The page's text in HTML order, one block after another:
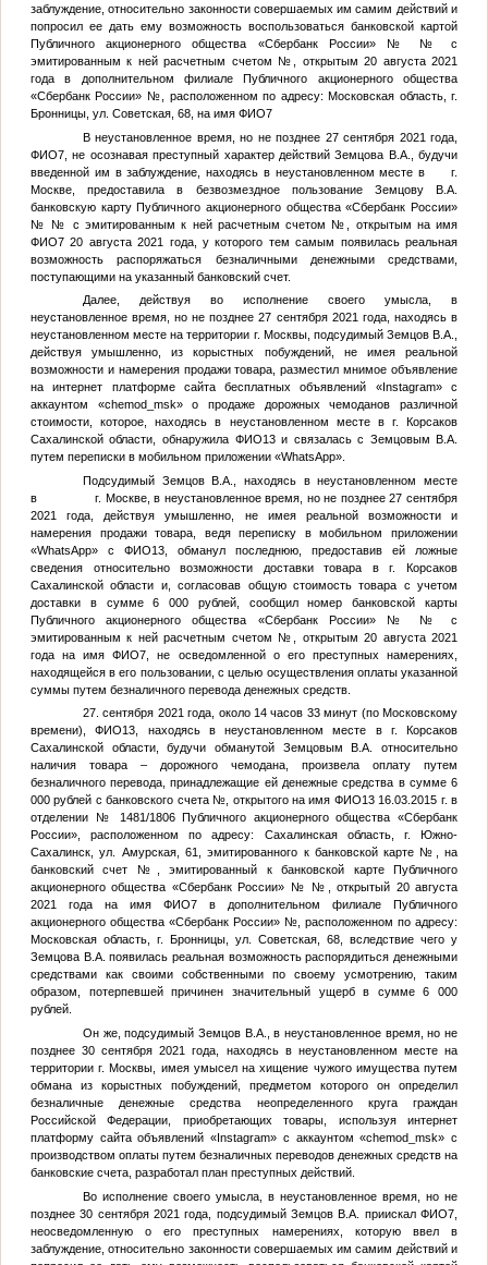
заблуждение, относительно законности совершаемых им самим действий и
попросил ее дать ему возможность воспользоваться банковской картой
Публичного акционерного общества «Сбербанк России» №
№
с
эмитированным к ней расчетным счетом №
, открытым 20 августа 2021
года в дополнительном филиале Публичного акционерного общества
«Сбербанк России» №
, расположенном по адресу: Московская область, г.
Бронницы, ул. Советская, 68, на имя ФИО7
В неустановленное время, но не позднее 27 сентября 2021 года,
ФИО7, не осознавая преступный характер действийЗемцова В.А.
, будучи
введенной им в заблуждение, находясь в неустановленном месте в г.
Москве, предоставила в безвозмездное пользование Земцову В.А.
банковскую карту Публичного акционерного общества «Сбербанк России»
№ № с эмитированным к ней расчетным счетом №
, открытым на имя
ФИО720 августа 2021 года, у которого тем самым появилась реальная
возможность распоряжаться безналичными денежными средствами,
поступающими на указанный банковский счет.
Далее, действуя во исполнение своего умысла, в
неустановленное время, но не позднее 27 сентября 2021 года, находясь в
неустановленном месте на территории г. Москвы, подсудимый Земцов В.А.
действуя умышленно, из корыстных побуждений, не имея реальной
возможности и намерения продажи товара, разместил мнимое объявление
на интернет платформе сайта бесплатных объявлений «Instagram» с
аккаунтом «chemod_msk» о продаже дорожных чемоданов различной
стоимости, которое, находясь в неустановленном месте в г. Корсаков
Сахалинской области, обнаружила ФИО13и связалась с Земцовым В.А.
путем переписки в мобильном приложении «WhatsApp».
Подсудимый Земцов В.А.
, находясь в неустановленном месте
в г. Москве, в неустановленное время, но не позднее 27 сентября
2021 года, действуя умышленно, не имея реальной возможности и
намерения продажи товара, ведя переписку в мобильном приложении
«WhatsApp» с ФИО13 , обманул последнюю, предоставив ей ложные
сведения относительно возможности доставки товара в г. Корсаков
Сахалинской области и, согласовав общую стоимость товара с учетом
доставки в сумме 6 000 рублей, сообщил номер банковской карты
Публичного акционерного общества «Сбербанк России» №
№
с
эмитированным к ней расчетным счетом №
, открытым 20 августа 2021
года на имяФИО7 , не осведомленной о его преступных намерениях,
находящейся в его пользовании, с целью осуществления оплаты указанной
суммы путем безналичного перевода денежных средств.
27. сентября 2021 года, около 14 часов 33 минут (по Московскому
времени),ФИО13, находясь в неустановленном месте в г. Корсаков
Сахалинской области, будучи обманутой Земцовым В.А.
относительно
наличия товара – дорожного чемодана, произвела оплату путем
безналичного перевода, принадлежащие ей денежные средства в сумме 6
000 рублей с банковского счета №, открытого на имя ФИО1316.03.2015 г. в
отделении № 1481/1806 Публичного акционерного общества «Сбербанк
России», расположенном по адресу: Сахалинская область, г. Южно-
Сахалинск, ул. Амурская, 61, эмитированного к банковской карте № , на
банковский счет № , эмитированный к банковской карте Публичного
акционерного общества «Сбербанк России» № № , открытый 20 августа
2021 года на имя ФИО7 в дополнительном филиале Публичного
акционерного общества «Сбербанк России» №, расположенном по адресу:
Московская область, г. Бронницы, ул. Советская, 68, вследствие чего у
Земцова В.А. появилась реальная возможность распорядиться денежными
средствами как своими собственными по своему усмотрению, таким
образом, потерпевшей причинен значительный ущерб в сумме 6 000
рублей.
Он же, подсудимый Земцов В.А.
, в неустановленное время, но не
позднее 30 сентября 2021 года, находясь в неустановленном месте на
территории г. Москвы, имея умысел на хищение чужого имущества путем
обмана из корыстных побуждений, предметом которого он определил
безналичные денежные средства неопределенного круга граждан
Российской Федерации, приобретающих товары, используя интернет
платформу сайта объявлений «Instagram» с аккаунтом «chemod_msk» с
производством оплаты путем безналичных переводов денежных средств на
банковские счета, разработал план преступных действий.
Во исполнение своего умысла, в неустановленное время, но не
позднее 30 сентября 2021 года, подсудимыйЗемцов В.А. приискалФИО7
неосведомленную о его преступных намерениях, которую ввел в
заблуждение, относительно законности совершаемых им самим действий и